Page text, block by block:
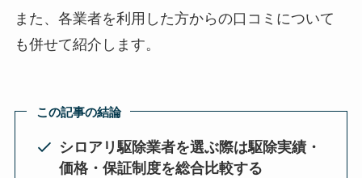
また、各業者を利用した方からの口コミについて
も併せて紹介します。
この記事の結論
シロアリ駆除業者を選ぶ際は駆除実績・
価格・保証制度を総合比較する